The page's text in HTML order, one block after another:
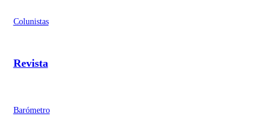
Colunistas
Revista
Barómetro